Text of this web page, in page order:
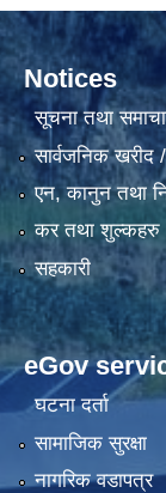
Notices
सूचना तथा
सार्वजनिक खरीद
एन, कानुन तथा
कर तथा शुल्कहरु
सहकारी
eGov
घटना दर्ता
सामाजिक सुरक्षा
नागरिक वडापत्र